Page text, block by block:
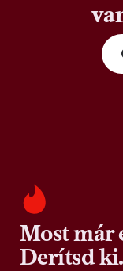
Most már
Derítsd ki.